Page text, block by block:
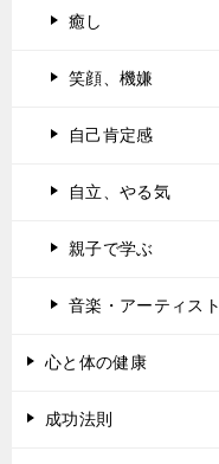
癒し
笑顔、機嫌
自己肯定感
自立、やる気
親子で学ぶ
音楽・アーティスト
心と体の健康
成功法則